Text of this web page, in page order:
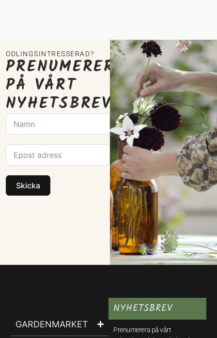
ODLINGSINTRESSERAD?
PRENUMERERA
PÅ VÅRT
NYHETSBREV
Skicka
GARDENMARKET
NYHETSBREV
Prenumerera på vårt